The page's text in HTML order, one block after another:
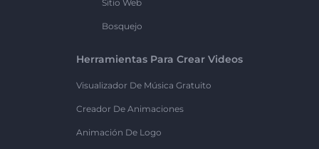
Sitio Web
Bosquejo
Herramientas Para Crear Videos
Visualizador De Música Gratuito
Creador De Animaciones
Animación De Logo